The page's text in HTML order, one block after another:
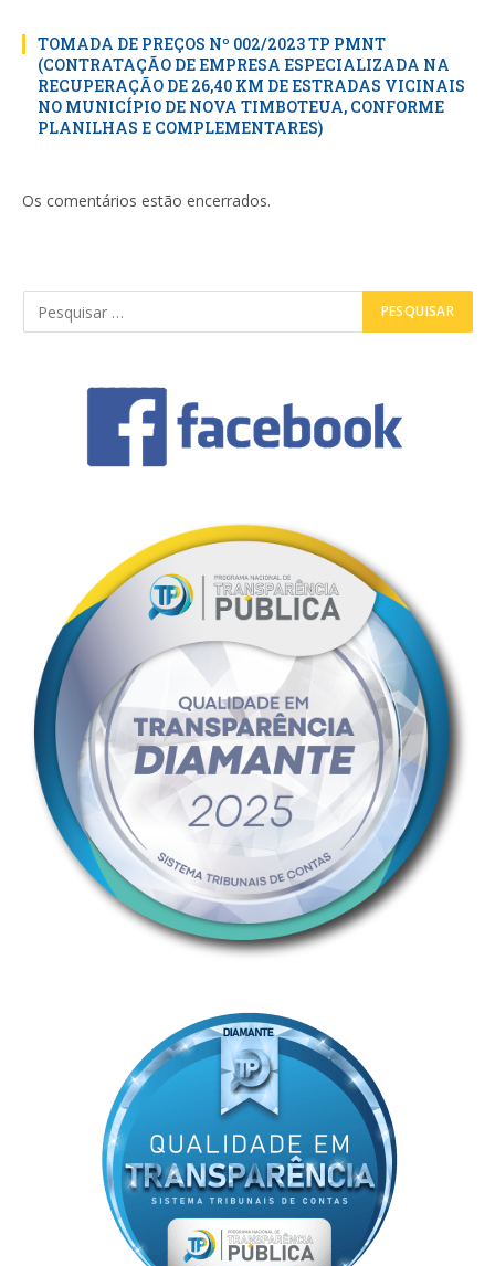
TOMADA DE PREÇOS Nº 002/2023 TP PMNT
(CONTRATAÇÃO DE EMPRESA ESPECIALIZADA NA
RECUPERAÇÃO DE 26,40 KM DE ESTRADAS VICINAIS
NO MUNICÍPIO DE NOVA TIMBOTEUA, CONFORME
PLANILHAS E COMPLEMENTARES)
Os comentários estão encerrados.